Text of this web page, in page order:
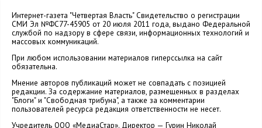
Интернет-газета "Четвертая Власть" Cвидетельство о регистрации
СМИ Эл №ФС77-45905 от 20 июля 2011 года, выдано Федеральной
службой по надзору в сфере связи, информационных технологий и
массовых коммуникаций.
При любом использовании материалов гиперссылка на сайт
обязательна.
Мнение авторов публикаций может не совпадать с позицией
редакции. За содержание материалов, размещенных в разделах
"Блоги" и "Свободная трибуна", а также за комментарии
пользователей ресурса редакция ответственности не несет.
Учредитель ООО «МедиаСтар». Директор — Гурин Николай